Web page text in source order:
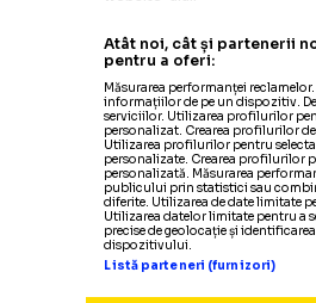
Atât noi, cât și partenerii
pentru a oferi:
Măsurarea performanței
informațiilor de pe un dispozitiv.
serviciilor. Utilizarea profilurilor
personalizat. Crearea profilurilor
Utilizarea profilurilor pentru
personalizate. Crearea profilurilor
personalizată. Măsurarea
publicului prin statistici sau
diferite. Utilizarea de date limitate
Utilizarea datelor limitate pentru a
precise de geolocație și
dispozitivului.
Listă parteneri (furnizori)